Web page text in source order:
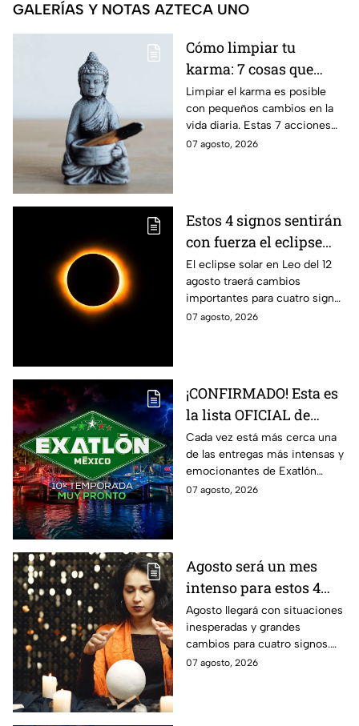
GALERÍAS Y NOTAS AZTECA UNO
Cómo limpiar tu
karma: 7 cosas que
debes hacer desde
ahora
Limpiar el karma es posible
con pequeños cambios en la
vida diaria. Estas 7 acciones
pueden ayudarte a soltar lo
07 agosto, 2026
Estos 4 signos sentirán
con fuerza el eclipse
solar del 12 de agosto
El eclipse solar en Leo del 12
agosto traerá cambios
importantes para cuatro signos
del zodiaco, que podrían
07 agosto, 2026
¡CONFIRMADO! Esta es
la lista OFICIAL de
todos los atletas que
estarán en la décima
temporada de Exatlón
México
Cada vez está más cerca una
de las entregas más intensas y
emocionantes de Exatlón
México.
07 agosto, 2026
Agosto será un mes
intenso para estos 4
signos del zodiaco
Agosto llegará con situaciones
inesperadas y grandes
cambios para cuatro signos.
Aunque el mes será intenso,
07 agosto, 2026